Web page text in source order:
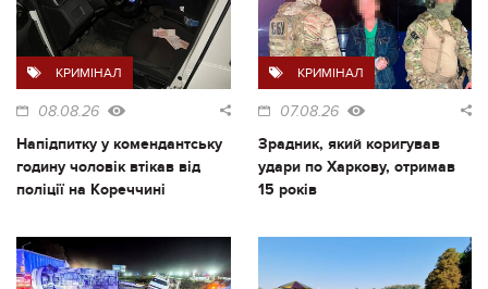
КРИМІНАЛ
08.08.26
Напідпитку у комендантську
годину чоловік втікав від
поліції на Кореччині
КРИМІНАЛ
07.08.26
Зрадник, який коригував
удари по Харкову, отримав
15 років